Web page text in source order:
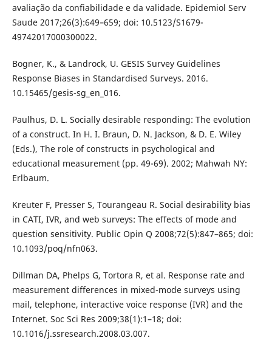
avaliação da confiabilidade e da validade. Epidemiol Serv
Saude 2017;26(3):649–659; doi: 10.5123/S1679-
49742017000300022.
Bogner, K., & Landrock, U. GESIS Survey Guidelines
Response Biases in Standardised Surveys. 2016.
10.15465/gesis-sg_en_016.
Paulhus, D. L. Socially desirable responding: The evolution
of a construct. In H. I. Braun, D. N. Jackson, & D. E. Wiley
(Eds.), The role of constructs in psychological and
educational measurement (pp. 49-69). 2002; Mahwah NY:
Erlbaum.
Kreuter F, Presser S, Tourangeau R. Social desirability bias
in CATI, IVR, and web surveys: The effects of mode and
question sensitivity. Public Opin Q 2008;72(5):847–865; doi:
10.1093/poq/nfn063.
Dillman DA, Phelps G, Tortora R, et al. Response rate and
measurement differences in mixed-mode surveys using
mail, telephone, interactive voice response (IVR) and the
Internet. Soc Sci Res 2009;38(1):1–18; doi:
10.1016/j.ssresearch.2008.03.007.